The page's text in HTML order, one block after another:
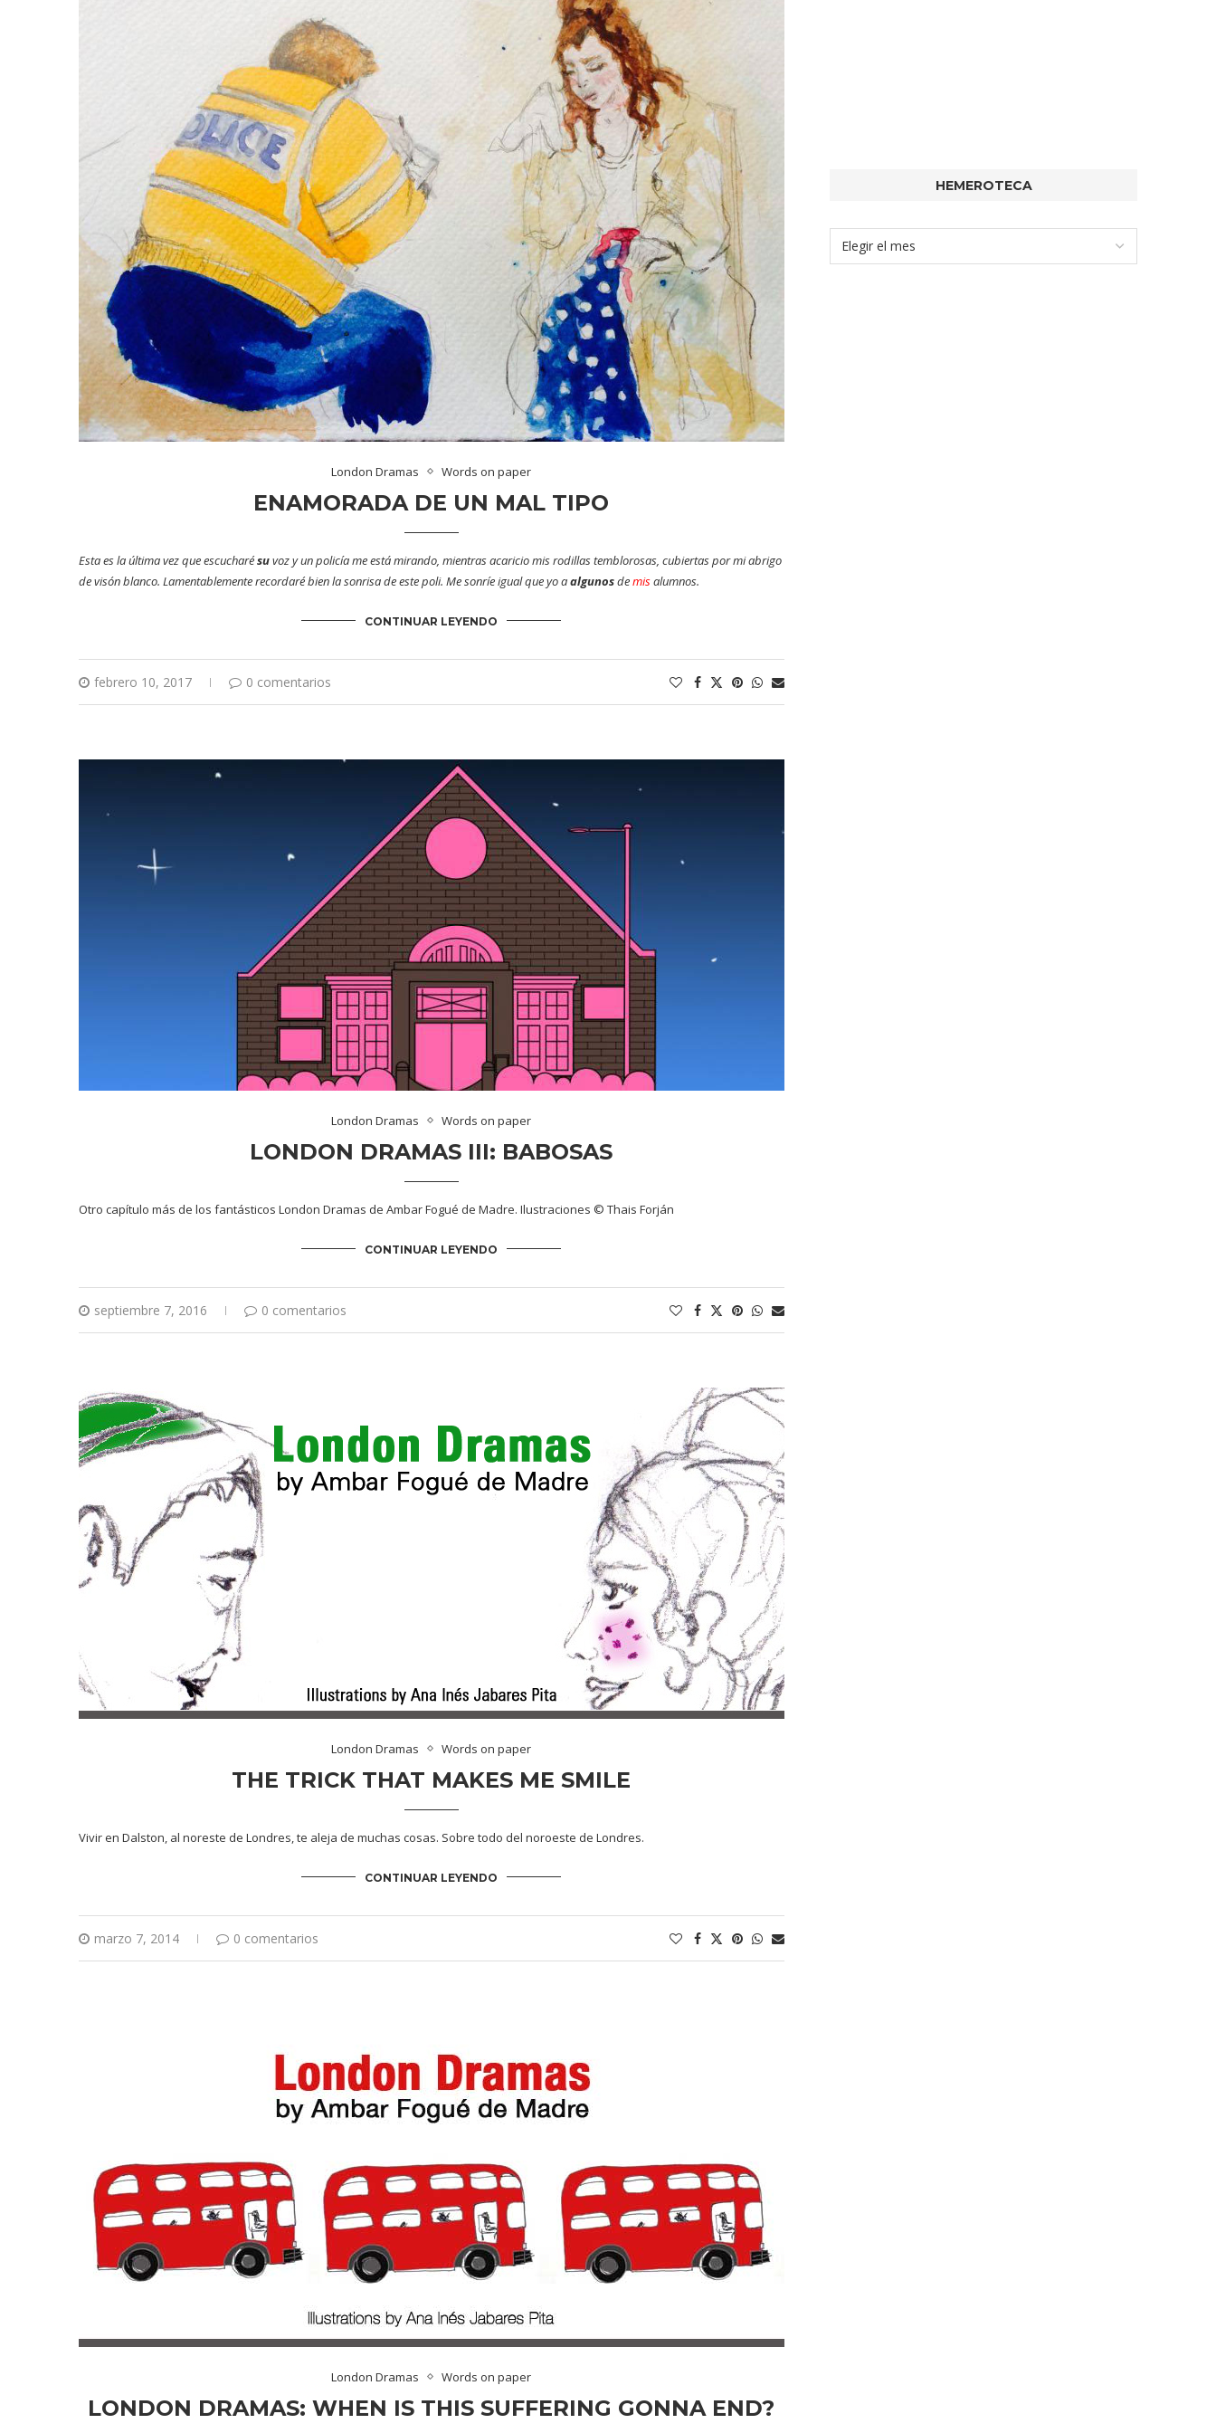
London Dramas Words on paper
ENAMORADA DE UN MAL TIPO
Esta es la última vez que escucharésuvoz y un policía me está mirando, mientras acaricio mis rodillas temblorosas, cubiertas por mi abrigo
de visón blanco. Lamentablemente recordaré bien la sonrisa de este poli. Me sonríe igual que yo aalgunosdemisalumnos.
CONTINUAR LEYENDO
febrero 10, 2017 0 comentarios
London Dramas Words on paper
LONDON DRAMAS III: BABOSAS
Otro capítulo más de los fantásticos London Dramas de Ambar Fogué de Madre. Ilustraciones © Thais Forján
CONTINUAR LEYENDO
septiembre 7, 2016 0 comentarios
London Dramas Words on paper
THE TRICK THAT MAKES ME SMILE
Vivir en Dalston, al noreste de Londres, te aleja de muchas cosas. Sobre todo del noroeste de Londres.
CONTINUAR LEYENDO
marzo 7, 2014 0 comentarios
London Dramas Words on paper
LONDON DRAMAS: WHEN IS THIS SUFFERING GONNA END?
HEMEROTECA